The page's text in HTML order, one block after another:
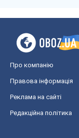
Про компанію
Правова інформація
Реклама на сайті
Редакційна політика